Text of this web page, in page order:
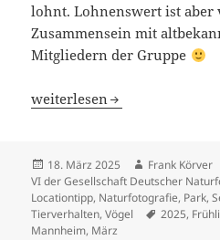
lohnt. Lohnenswert ist aber
Zusammensein mit
Mitgliedern der Gruppe
Galerie 270 – GDT-RG6
weiterlesen
Veröffentlicht
am
18. März 2025 Autor
Frank Körver
VI der Gesellschaft Deutscher
Locationtipp, Naturfotografie, Park,
Tierverhalten,Vögel 2025,
Mannheim, März